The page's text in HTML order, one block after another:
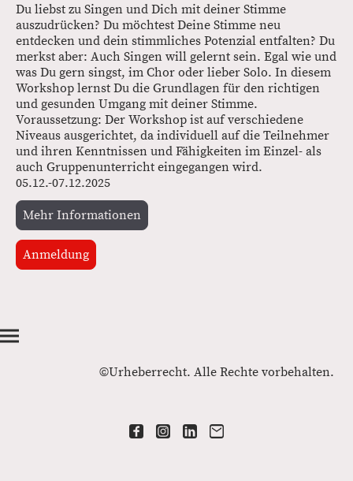
Du liebst zu Singen und Dich mit deiner Stimme
auszudrücken? Du möchtest Deine Stimme neu
entdecken und dein stimmliches Potenzial entfalten? Du
merkst aber: Auch Singen will gelernt sein. Egal wie und
was Du gern singst, im Chor oder lieber Solo. In diesem
Workshop lernst Du die Grundlagen für den richtigen
und gesunden Umgang mit deiner Stimme.
Voraussetzung: Der Workshop ist auf verschiedene
Niveaus ausgerichtet, da individuell auf die Teilnehmer
und ihren Kenntnissen und Fähigkeiten im Einzel- als
auch Gruppenunterricht eingegangen wird.
05.12.-07.12.2025
Mehr Informationen
Anmeldung
©Urheberrecht. Alle Rechte vorbehalten.